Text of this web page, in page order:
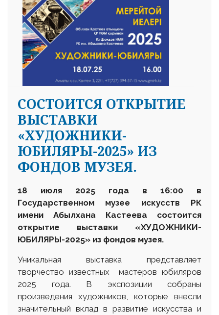
CОСТОИТСЯ ОТКРЫТИЕ
ВЫСТАВКИ
«ХУДОЖНИКИ-
ЮБИЛЯРЫ-2025» ИЗ
ФОНДОВ МУЗЕЯ.
18 июля 2025 года в 16:00
в
Государственном музее искусств РК
имени Абылхана Кастеева состоится
открытие выставки «ХУДОЖНИКИ-
ЮБИЛЯРЫ-2025» из фондов музея.
Уникальная выставка представляет
творчество известных мастеров юбиляров
2025 года. В экспозиции собраны
произведения художников, которые внесли
значительный вклад в развитие искусства и